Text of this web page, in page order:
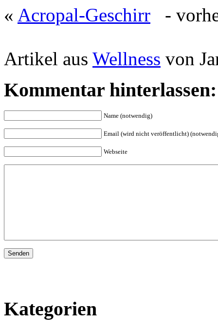
« Acropal-Geschirr -
Artikel aus Wellness von
Kommentar hinterlassen:
Name (notwendig)
Email (wird nicht veröffentlicht)
Webseite
Kategorien